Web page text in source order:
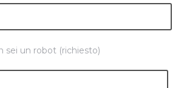
sei un robot (richiesto)